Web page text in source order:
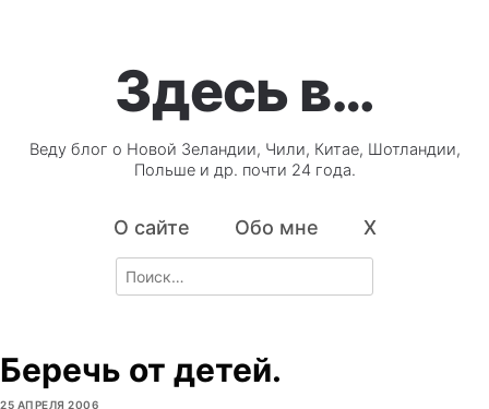
Здесь в…
Веду блог о Новой Зеландии, Чили, Китае, Шотландии,
Польше и др. почти 24 года.
О сайте Обо мне X
Search
for:
Беречь от детей.
25 АПРЕЛЯ 2006